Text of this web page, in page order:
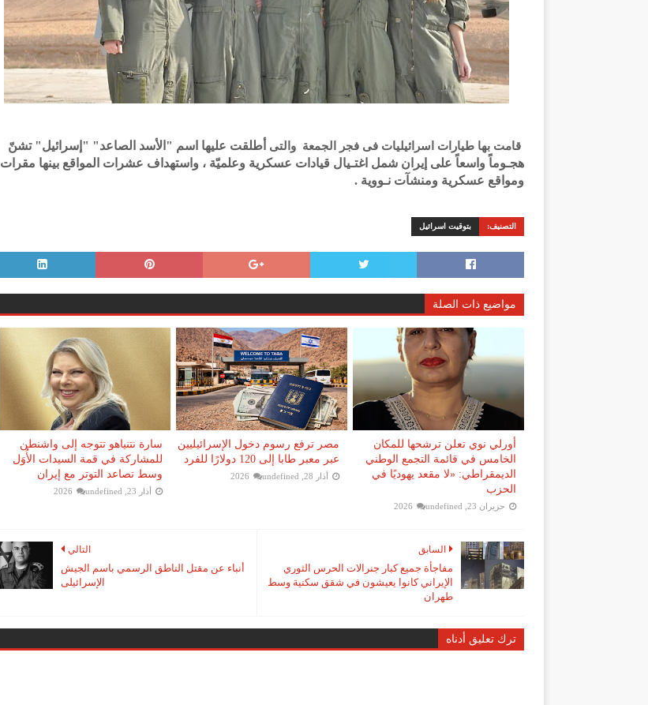
قامت بها طيارات اسرائيليات فى فجر الجمعة والتى أطلقت عليها اسم "الأسد الصاعد" "إسرائيل" تشنّ
هجـوماً واسعاً على إيران شمل اغتـيال قيادات عسكرية وعلميّة ، واستهداف عشرات المواقع بينها مقرات
ومواقع عسكرية ومنشآت نـووية .
التصنيف: بتوقيت اسرائيل
مواضيع ذات الصلة
أورلي نوي تعلن ترشحها للمكان
الخامس في قائمة التجمع الوطني
الديمقراطي: «لا مقعد يهوديًا في
الحزب
حزيران 23, 2026 undefined
مصر ترفع رسوم دخول الإسرائيليين
عبر معبر طابا إلى 120 دولارًا للفرد
أذار 28, 2026 undefined
سارة نتنياهو تتوجه إلى واشنطن
للمشاركة في قمة السيدات الأُوَل
وسط تصاعد التوتر مع إيران
أذار 23, 2026 undefined
التالي
أنباء عن مقتل الناطق الرسمي باسم الجيش
الإسرائيلى
السابق
مفاجأة جميع كبار جنرالات الحرس الثوري
الإيراني كانوا يعيشون في شقق سكنية وسط
طهران
ترك تعليق أدناه